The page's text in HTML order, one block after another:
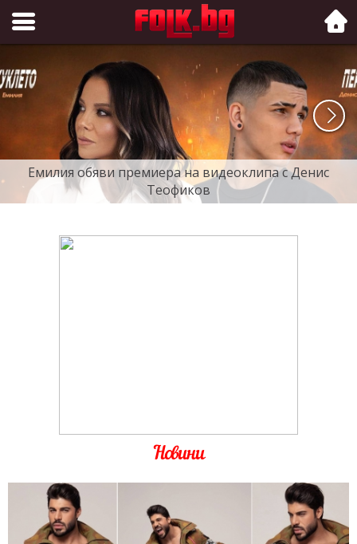
Folk.bg
Емилия обяви премиера на видеоклипа с Денис
Теофиков
Новини